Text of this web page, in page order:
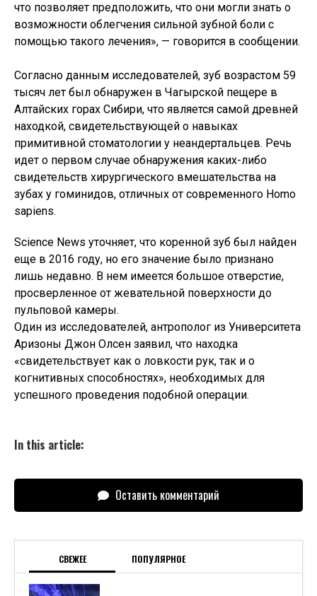
что позволяет предположить, что они могли знать о
возможности облегчения сильной зубной боли с
помощью такого лечения», — говорится в сообщении.
Согласно данным исследователей, зуб возрастом 59
тысяч лет был обнаружен в Чагырской пещере в
Алтайских горах Сибири, что является самой древней
находкой, свидетельствующей о навыках
примитивной стоматологии у неандертальцев. Речь
идет о первом случае обнаружения каких-либо
свидетельств хирургического вмешательства на
зубах у гоминидов, отличных от современного Homo
sapiens.
Science News уточняет, что коренной зуб был найден
еще в 2016 году, но его значение было признано
лишь недавно. В нем имеется большое отверстие,
просверленное от жевательной поверхности до
пульповой камеры.
Один из исследователей, антрополог из Университета
Аризоны Джон Олсен заявил, что находка
«свидетельствует как о ловкости рук, так и о
когнитивных способностях», необходимых для
успешного проведения подобной операции.
In this article:
Оставить комментарий
СВЕЖЕЕ ПОПУЛЯРНОЕ